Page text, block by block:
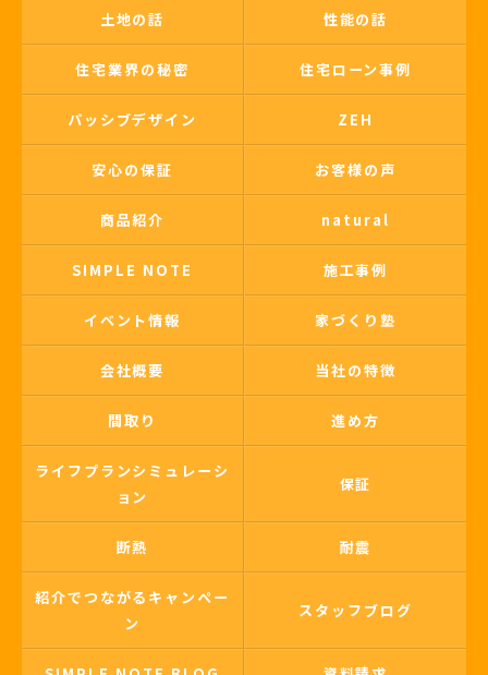
土地の話 性能の話
住宅業界の秘密 住宅ローン事例
パッシブデザイン ZEH
安心の保証 お客様の声
商品紹介 natural
SIMPLE NOTE 施工事例
イベント情報 家づくり塾
会社概要 当社の特徴
間取り 進め方
ライフプランシミュレーシ
ョン
保証
断熱 耐震
紹介でつながるキャンペー
ン
スタッフブログ